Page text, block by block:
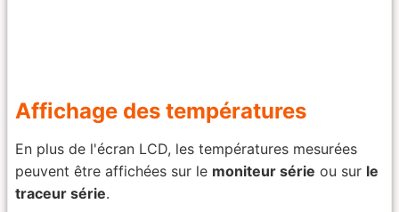
Affichage des températures
En plus de l'écran LCD, les températures mesurées
peuvent être affichées sur le moniteur série ou sur le
traceur série.